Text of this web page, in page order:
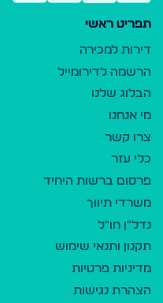
תפריט ראשי
דירות למכירה
הרשמה לדירומייל
הבלוג שלנו
מי אנחנו
צרו קשר
כלי עזר
פרסום ברשות היחיד
משרדי תיווך
נדל"ן חו"ל
תקנון ותנאי שימוש
מדיניות פרטיות
הצהרת נגישות